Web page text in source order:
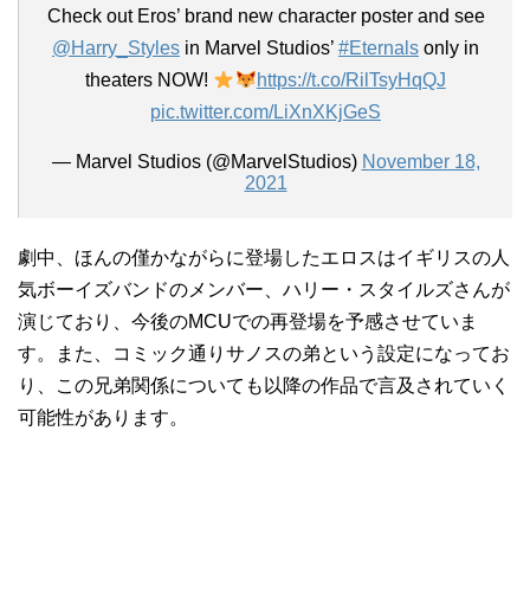
Check out Eros’ brand new character poster and see
@Harry_Styles in Marvel Studios’ #Eternals only in
theaters NOW!
https://t.co/RilTsyHqQJ
pic.twitter.com/LiXnXKjGeS
— Marvel Studios (@MarvelStudios) November 18,
2021
劇中、ほんの僅かながらに登場したエロスはイギリスの人
気ボーイズバンドのメンバー、ハリー・スタイルズさんが
演じており、今後のMCUでの再登場を予感させていま
す。また、コミック通りサノスの弟という設定になってお
り、この兄弟関係についても以降の作品で言及されていく
可能性があります。